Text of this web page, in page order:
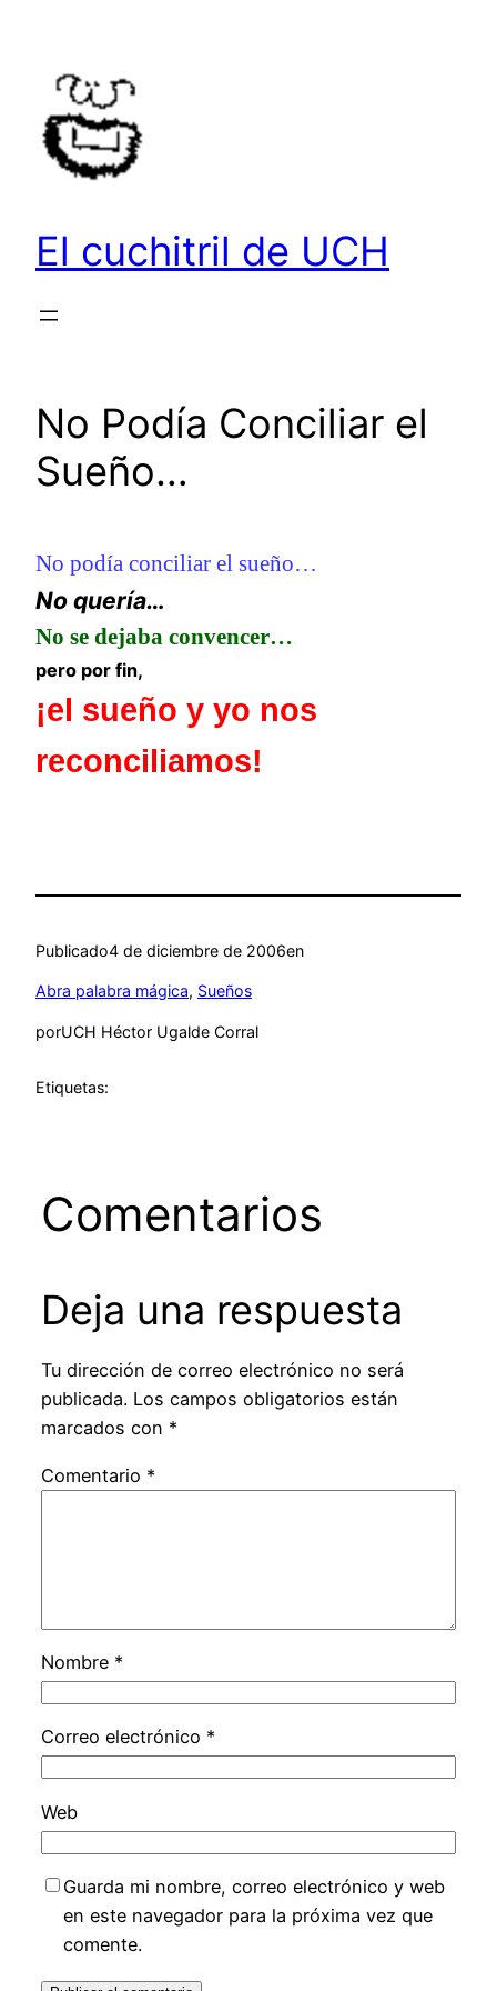
contenido
El cuchitril de UCH
No Podía Conciliar el
Sueño…
No podía conciliar el sueño…
No quería…
No se dejaba convencer…
pero por fin,
¡el sueño y yo nos
reconciliamos!
Publicado4 de diciembre de 2006en
Abra palabra mágica, Sueños
porUCH Héctor Ugalde Corral
Etiquetas:
Comentarios
Deja una respuesta
Tu dirección de correo electrónico no será
publicada. Los campos obligatorios están
marcados con *
Comentario *
Nombre *
Correo electrónico *
Web
Guarda mi nombre, correo electrónico y web
en este navegador para la próxima vez que
comente.